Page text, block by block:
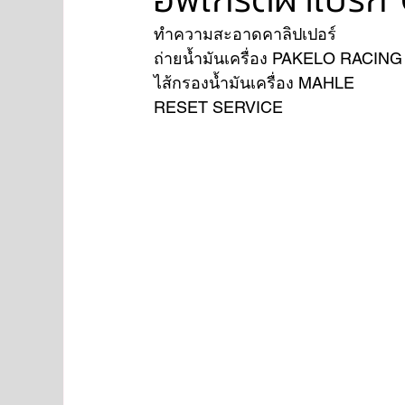
FORD JAGUAR RANGE
ทำความสะอาดคาลิปเปอร์
ถ่ายน้ำมันเครื่อง PAKELO
ไส้กรองน้ำมันเครื่อง MAHLE
RESET SERVICE